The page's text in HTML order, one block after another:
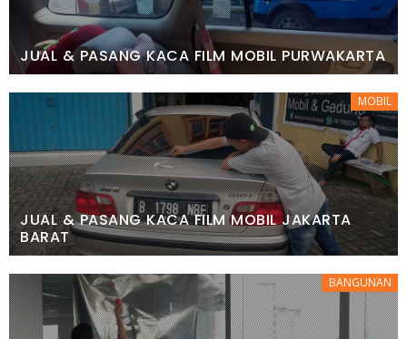
JUAL & PASANG KACA FILM MOBIL PURWAKARTA
MOBIL
JUAL & PASANG KACA FILM MOBIL JAKARTA
BARAT
BANGUNAN